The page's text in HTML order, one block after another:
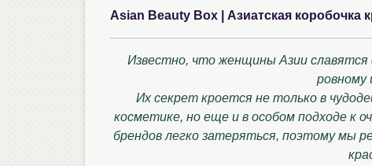
Asian Beauty Box | Азиатская коробочка
Известно, что женщины Азии славятся
ровному
Их секрет кроется не только в
косметике, но еще и в особом подходе к
брендов легко затеряться, поэтому мы